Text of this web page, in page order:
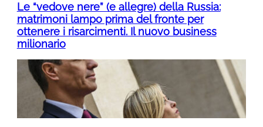
Le “vedove nere” (e allegre) della Russia:
matrimoni lampo prima del fronte per
ottenere i risarcimenti. Il nuovo business
milionario